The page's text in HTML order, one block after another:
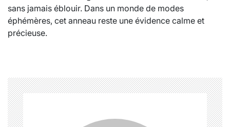
sans jamais éblouir. Dans un monde de modes
éphémères, cet anneau reste une évidence calme et
précieuse.